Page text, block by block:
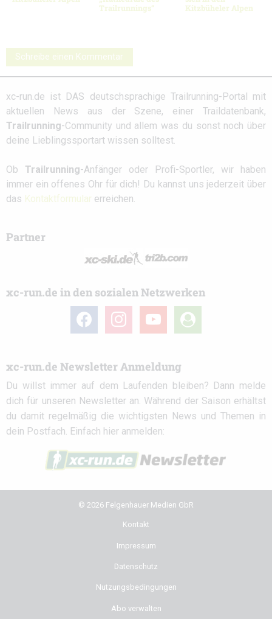
Trailrunnings“
Kitzbüheler Alpen
Schreibe einen Kommentar
xc-run.de ist DAS deutschsprachige Trailrunning-Portal mit
aktuellen News aus der Szene, einer Traildatenbank,
Trailrunning-Community und allem was du sonst noch über
deine Lieblingssportart wissen solltest.
Ob Trailrunning-Anfänger oder Profi-Sportler, wir haben
immer ein offenes Ohr für dich! Du kannst uns jederzeit über
das Kontaktformular erreichen.
Partner
xc-run.de in den sozialen Netzwerken
facebook instagramyoutube
user-
circle
xc-run.de Newsletter Anmeldung
Du willst immer auf dem Laufenden bleiben? Dann melde
dich für unseren Newsletter an. Während der Saison erhältst
du damit regelmäßig die wichtigsten News und Themen in
dein Postfach. Einfach hier anmelden:
© 2026 Felgenhauer Medien GbR
Kontakt
Impressum
Datenschutz
Nutzungsbedingungen
Abo verwalten